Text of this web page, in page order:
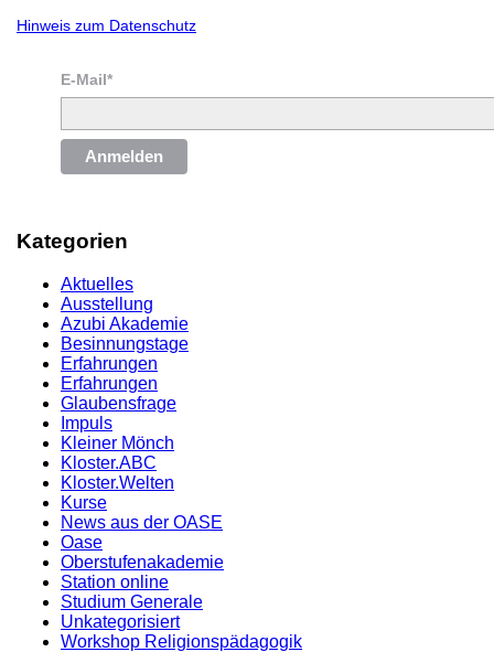
Hinweis zum Datenschutz
E-Mail*
Anmelden
Kategorien
Aktuelles
Ausstellung
Azubi Akademie
Besinnungstage
Erfahrungen
Erfahrungen
Glaubensfrage
Impuls
Kleiner Mönch
Kloster.ABC
Kloster.Welten
Kurse
News aus der OASE
Oase
Oberstufenakademie
Station online
Studium Generale
Unkategorisiert
Workshop Religionspädagogik